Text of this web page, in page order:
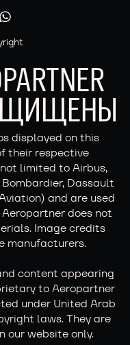
displayed on this
their respective
limited to Airbus,
Dassault
and are used
does not
Image credits
manufacturers.
content appearing
to Aeropartner
under United Arab
laws. They are
our website only.